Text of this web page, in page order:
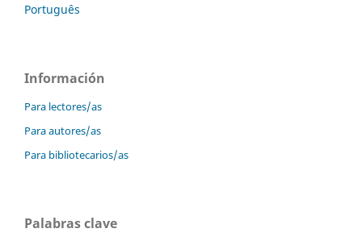
Português
Información
Para lectores/as
Para autores/as
Para bibliotecarios/as
Palabras clave